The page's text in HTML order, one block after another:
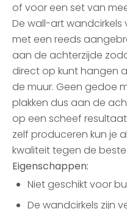
of voor een set van
De wall-art wandcirkels
met een reeds
aan de achterzijde
direct op kunt hangen
de muur. Geen gedoe
plakken dus aan de
op een scheef
zelf produceren kun je
kwaliteit tegen de beste
Eigenschappen:
Niet geschikt voor
De wandcirkels zijn